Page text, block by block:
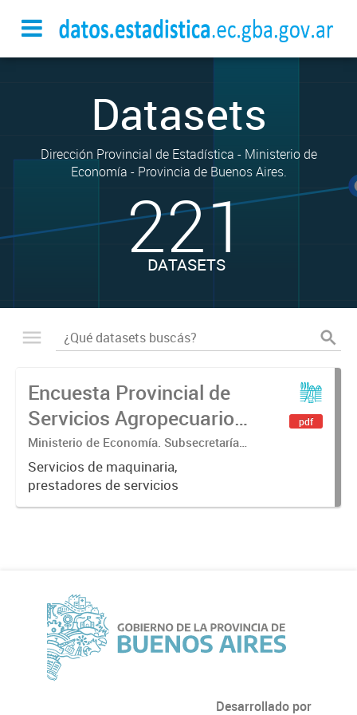
Datasets
Dirección Provincial de Estadística - Ministerio de
Economía - Provincia de Buenos Aires.
221
DATASETS
Encuesta Provincial de
Servicios Agropecuarios
2020
Ministerio de Economía. Subsecretaría
de Coordinación Económica y
Estadística. Dirección Provincial de
Estadística.
Servicios de maquinaria,
prestadores de servicios
pdf
Desarrollado por